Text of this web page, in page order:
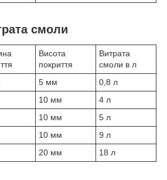
смоли
Висота
покриття
Витрата
смоли в л
5 мм
0,8 л
10 мм
4 л
10 мм
5 л
10 мм
9 л
20 мм 18 л